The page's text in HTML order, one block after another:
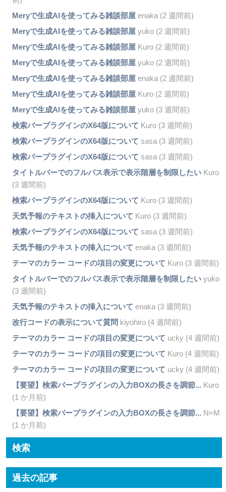
Meryで生成AIを使ってみる雑談部屋enaka (2 週間前)
Meryで生成AIを使ってみる雑談部屋yuko (2 週間前)
Meryで生成AIを使ってみる雑談部屋Kuro (2 週間前)
Meryで生成AIを使ってみる雑談部屋yuko (2 週間前)
Meryで生成AIを使ってみる雑談部屋enaka (2 週間前)
Meryで生成AIを使ってみる雑談部屋Kuro (2 週間前)
Meryで生成AIを使ってみる雑談部屋yuko (3 週間前)
検索バープラグインのX64版について Kuro (3 週間前)
検索バープラグインのX64版について sasa (3 週間前)
検索バープラグインのX64版について sasa (3 週間前)
タイトルバーでのフルパス表示で表示階層を制限したいKuro
(3 週間前)
検索バープラグインのX64版について Kuro (3 週間前)
天気予報のテキストの挿入について Kuro (3 週間前)
検索バープラグインのX64版について sasa (3 週間前)
天気予報のテキストの挿入について enaka (3 週間前)
テーマのカラー コードの項目の変更について Kuro (3 週間前)
タイトルバーでのフルパス表示で表示階層を制限したいyuko
(3 週間前)
天気予報のテキストの挿入について enaka (3 週間前)
改行コードの表示について質問 kiyohiro (4 週間前)
テーマのカラー コードの項目の変更について ucky (4 週間前)
テーマのカラー コードの項目の変更について Kuro (4 週間前)
テーマのカラー コードの項目の変更について ucky (4 週間前)
【要望】検索バープラグインの入力BOXの長さを調節... Kuro
(1 か月前)
【要望】検索バープラグインの入力BOXの長さを調節... N=M
(1 か月前)
検索
過去の記事